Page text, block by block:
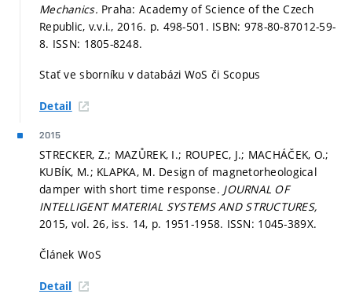
Mechanics. Praha: Academy of Science of the Czech
Republic, v.v.i., 2016. p. 498-501. ISBN: 978-80-87012-59-
8. ISSN: 1805-8248.
Stať ve sborníku v databázi WoS či Scopus
Detail
2015
STRECKER, Z.; MAZŮREK, I.; ROUPEC, J.; MACHÁČEK, O.;
KUBÍK, M.; KLAPKA, M. Design of magnetorheological
damper with short time response. JOURNAL OF
INTELLIGENT MATERIAL SYSTEMS AND STRUCTURES,
2015, vol. 26, iss. 14, p. 1951-1958. ISSN: 1045-389X.
Článek WoS
Detail